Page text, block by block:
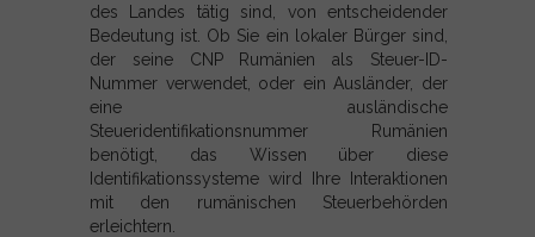
des Landes tätig sind, von entscheidender
Bedeutung ist. Ob Sie ein lokaler Bürger sind,
der seine CNP Rumänien als Steuer-ID-
Nummer verwendet, oder ein Ausländer, der
eine ausländische
Steueridentifikationsnummer Rumänien
benötigt, das Wissen über diese
Identifikationssysteme wird Ihre Interaktionen
mit den rumänischen Steuerbehörden
erleichtern.